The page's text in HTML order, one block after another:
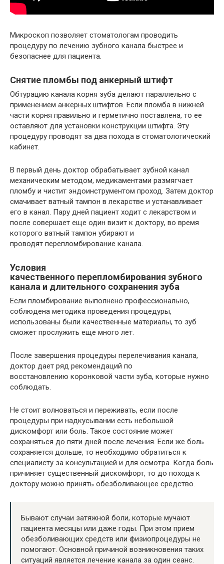
Микроскоп позволяет стоматологам проводить
процедуру по лечению зубного канала быстрее и
безопаснее для пациента.
Снятие пломбы под анкерный штифт
Обтурацию канала корня зуба делают параллельно с
применением анкерных штифтов. Если пломба в нижней
части корня правильно и герметично поставлена, то ее
оставляют для установки конструкции штифта. Эту
процедуру проводят за два похода в стоматологический
кабинет.
В первый день доктор обрабатывает зубной канал
механическим методом, медикаментами размягчает
пломбу и чистит эндоинструментом проход. Затем доктор
смачивает ватный тампон в лекарстве и устанавливает
его в канал. Пару дней пациент ходит с лекарством и
после совершает еще один визит к доктору, во время
которого ватный тампон убирают и
проводят перепломбирование канала.
Условия
качественного перепломбирования зубного
канала и длительного сохранения зуба
Если пломбирование выполнено профессионально,
соблюдена методика проведения процедуры,
использованы были качественные материалы, то зуб
сможет прослужить еще много лет.
После завершения процедуры перелечивания канала,
доктор дает ряд рекомендаций по
восстановлению коронковой части зуба, которые нужно
соблюдать.
Не стоит волноваться и переживать, если после
процедуры при надкусывании есть небольшой
дискомфорт или боль. Такое состояние может
сохраняться до пяти дней после лечения. Если же боль
сохраняется дольше, то необходимо обратиться к
специалисту за консультацией и для осмотра. Когда боль
причиняет существенный дискомфорт, то до похода к
доктору можно принять обезболивающее средство.
Бывают случаи затяжной боли, которые мучают
пациента месяцы или даже годы. При этом прием
обезболивающих средств или физиопроцедуры не
помогают. Основной причиной возникновения таких
ситуаций является лечение канала за один сеанс.